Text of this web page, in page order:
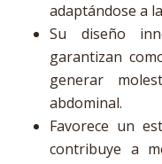
adaptándose a
Su diseño
garantizan
generar
abdominal.
Favorece un
contribuye a